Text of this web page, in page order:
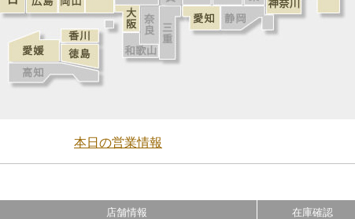
本日の営業情報
店舗情報 在庫確認